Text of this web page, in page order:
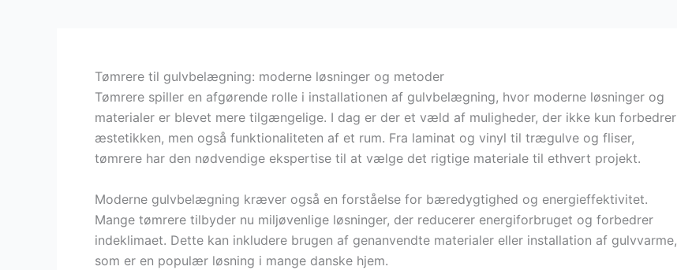
Tømrere til gulvbelægning: moderne løsninger og metoder
Tømrere spiller en afgørende rolle i installationen af gulvbelægning, hvor moderne løsninger og
materialer er blevet mere tilgængelige. I dag er der et væld af muligheder, der ikke kun forbedrer
æstetikken, men også funktionaliteten af et rum. Fra laminat og vinyl til trægulve og fliser,
tømrere har den nødvendige ekspertise til at vælge det rigtige materiale til ethvert projekt.
Moderne gulvbelægning kræver også en forståelse for bæredygtighed og energieffektivitet.
Mange tømrere tilbyder nu miljøvenlige løsninger, der reducerer energiforbruget og forbedrer
indeklimaet. Dette kan inkludere brugen af genanvendte materialer eller installation af gulvvarme,
som er en populær løsning i mange danske hjem.